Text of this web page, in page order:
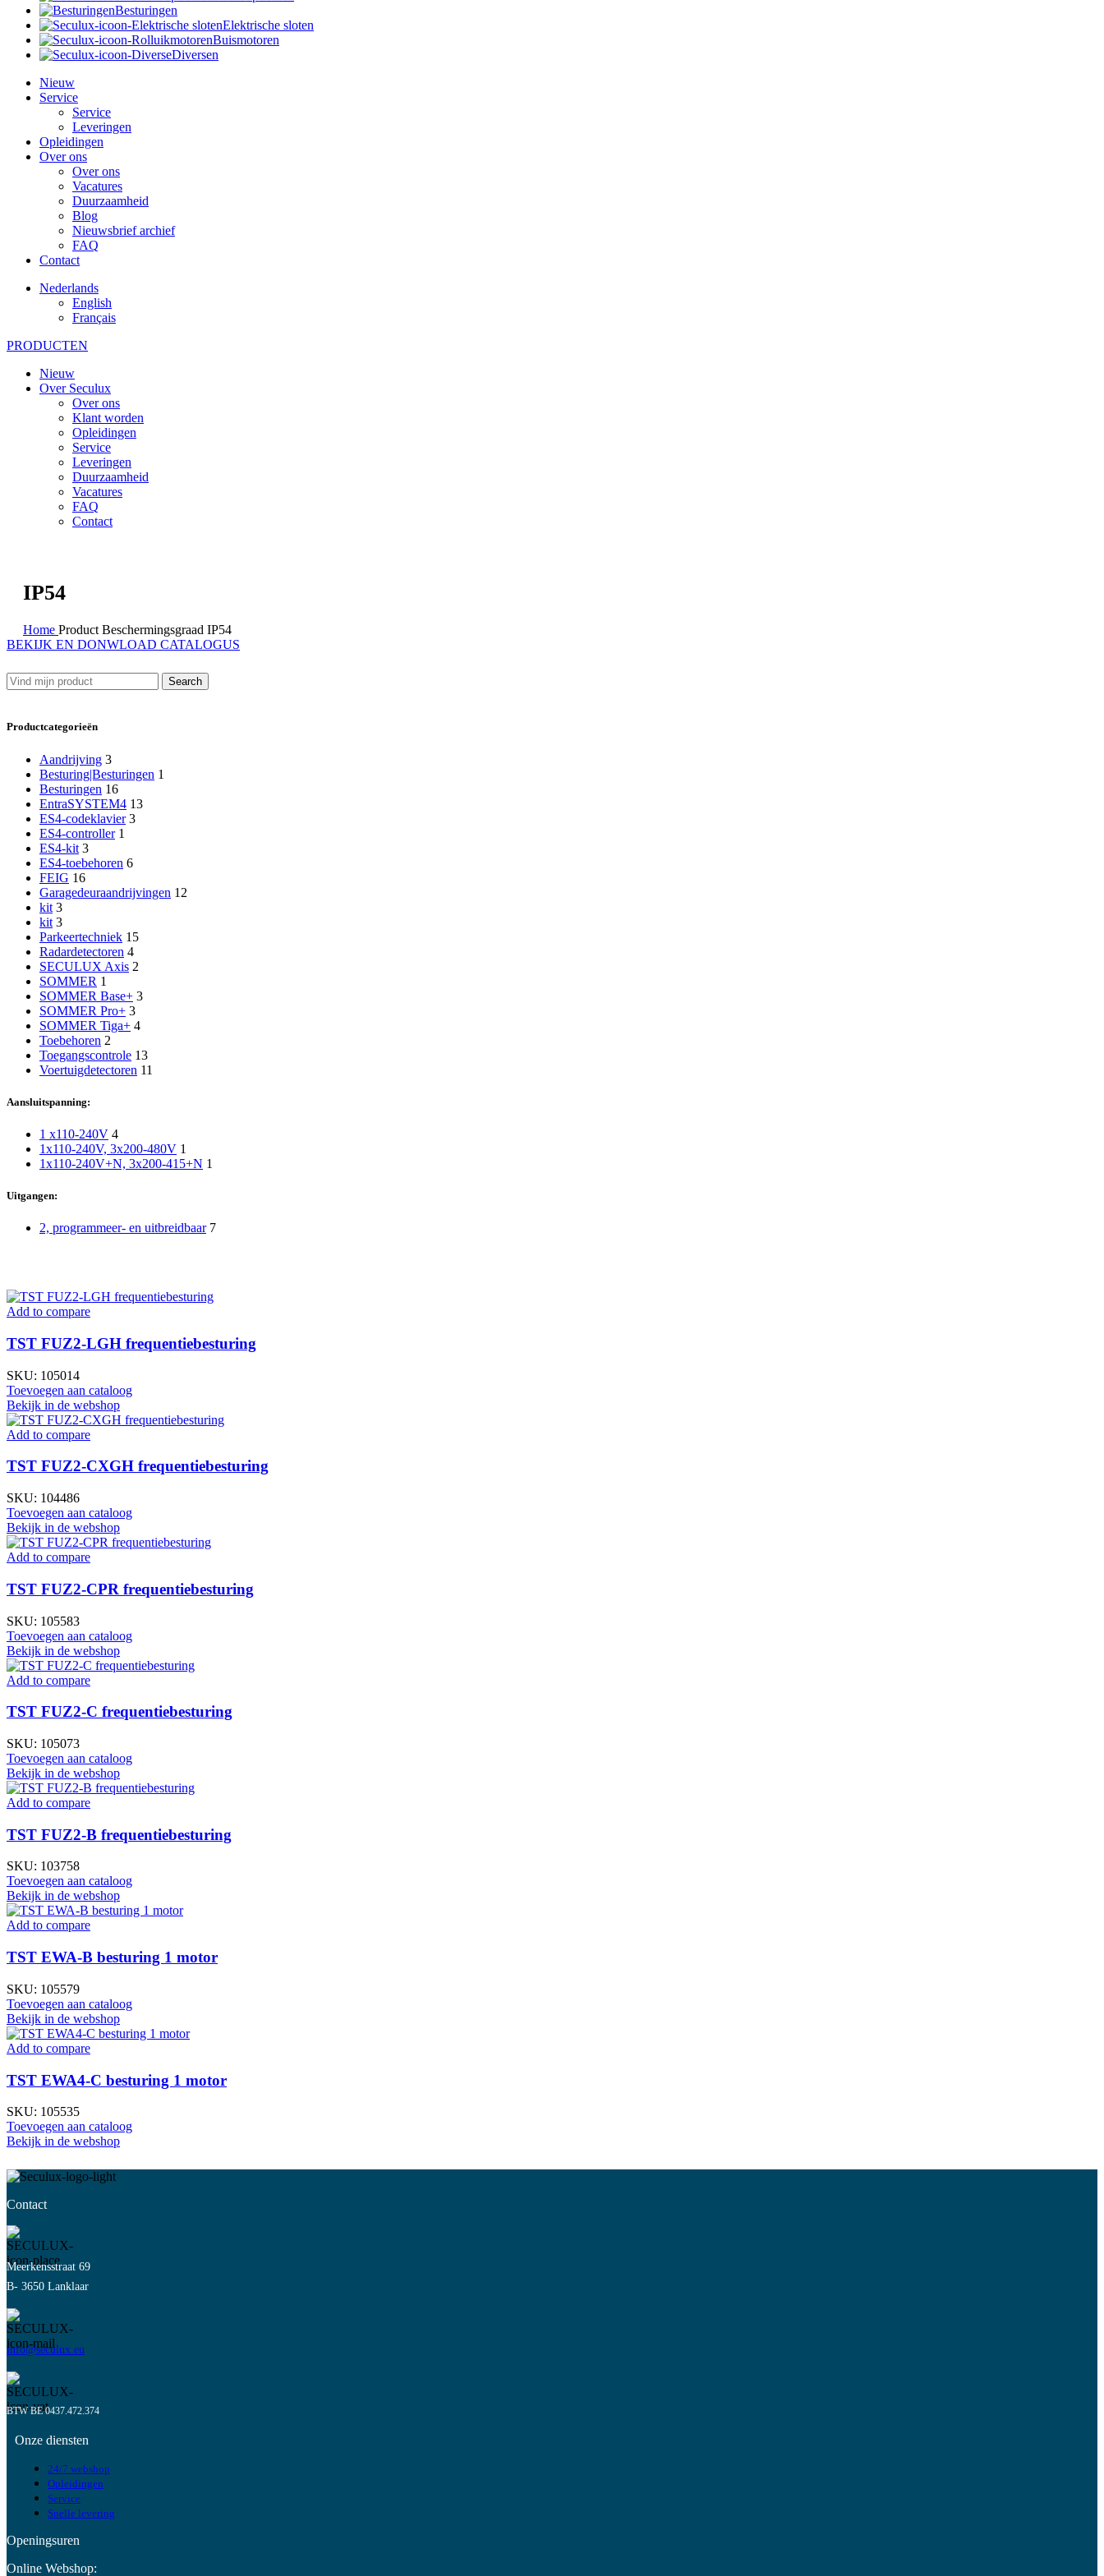
Besturingen
Elektrische sloten
Buismotoren
Diversen
Nieuw
Service
Service
Leveringen
Opleidingen
Over ons
Over ons
Vacatures
Duurzaamheid
Blog
Nieuwsbrief archief
FAQ
Contact
Nederlands
English
Français
PRODUCTEN
Nieuw
Over Seculux
Over ons
Klant worden
Opleidingen
Service
Leveringen
Duurzaamheid
Vacatures
FAQ
Contact
IP54
Home Product Beschermingsgraad IP54
BEKIJK EN DONWLOAD CATALOGUS
Search
Productcategorieën
Aandrijving 3
Besturing|Besturingen 1
Besturingen 16
EntraSYSTEM4 13
ES4-codeklavier 3
ES4-controller 1
ES4-kit 3
ES4-toebehoren 6
FEIG 16
Garagedeuraandrijvingen 12
kit 3
kit 3
Parkeertechniek 15
Radardetectoren 4
SECULUX Axis 2
SOMMER 1
SOMMER Base+ 3
SOMMER Pro+ 3
SOMMER Tiga+ 4
Toebehoren 2
Toegangscontrole 13
Voertuigdetectoren 11
Aansluitspanning:
1 x110-240V 4
1x110-240V, 3x200-480V 1
1x110-240V+N, 3x200-415+N 1
Uitgangen:
2, programmeer- en uitbreidbaar 7
Add to compare
TST FUZ2-LGH frequentiebesturing
SKU: 105014
Toevoegen aan cataloog
Bekijk in de webshop
Add to compare
TST FUZ2-CXGH frequentiebesturing
SKU: 104486
Toevoegen aan cataloog
Bekijk in de webshop
Add to compare
TST FUZ2-CPR frequentiebesturing
SKU: 105583
Toevoegen aan cataloog
Bekijk in de webshop
Add to compare
TST FUZ2-C frequentiebesturing
SKU: 105073
Toevoegen aan cataloog
Bekijk in de webshop
Add to compare
TST FUZ2-B frequentiebesturing
SKU: 103758
Toevoegen aan cataloog
Bekijk in de webshop
Add to compare
TST EWA-B besturing 1 motor
SKU: 105579
Toevoegen aan cataloog
Bekijk in de webshop
Add to compare
TST EWA4-C besturing 1 motor
SKU: 105535
Toevoegen aan cataloog
Bekijk in de webshop
Contact
Meerkensstraat 69
B- 3650 Lanklaar
info@seculux.eu
BTW BE 0437.472.374
Onze diensten
24/7 webshop
Opleidingen
Service
Snelle levering
Openingsuren
Online Webshop: